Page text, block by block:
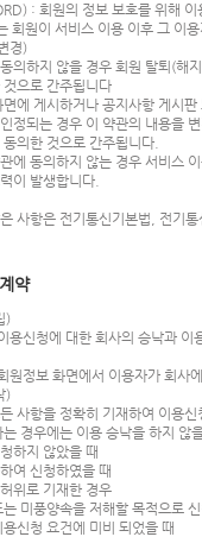
: 회원의 정보 보호를 위해
회원이 서비스 이용 이후 그 이
경)
의하지 않을 경우 회원 탈퇴(해
으로 간주됩니다
에 게시하거나 공지사항 게시
정되는 경우 이 약관의 내용을
의한 것으로 간주됩니다.
에 동의하지 않는 경우 서비스
이 발생합니다.
사항은 전기통신기본법, 전기
약
)
용신청에 대한 회사의 승낙과 이
원정보 화면에서 이용자가 회사
)
사항을 정확히 기재하여 이용
경우에는 이용 승낙을 하지 않
하지 않았을 때
여 신청하였을 때
위로 기재한 경우
미풍양속을 저해할 목적으로
신청 요건에 미비 되었을 때